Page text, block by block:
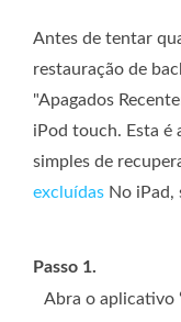
Antes de tentar
restauração de
"Apagados
iPod touch. Esta é
simples de
excluídas No iPad,
Passo 1.
Abra o aplicativo